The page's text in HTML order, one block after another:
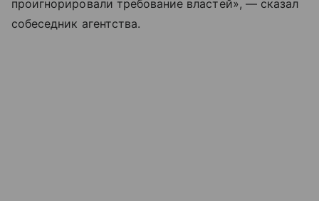
проигнорировали требование властей», — сказал
собеседник агентства.